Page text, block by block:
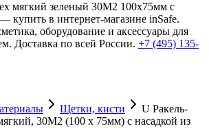
мягкий зеленый 30M2 100x75мм с
купить в интернет-магазине inSafe.
оборудование и аксессуары для
Доставка по всей России. +7 (495) 135-
Щетки, кисти
U Ракель-
30M2 (100 x 75мм) с насадкой из